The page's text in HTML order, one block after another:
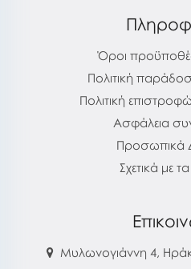
Όροι
Πολιτική
Πολιτική
Ασφάλεια
Προσωπικά
Σχετικά με
Μυλωνογιάννη 4,